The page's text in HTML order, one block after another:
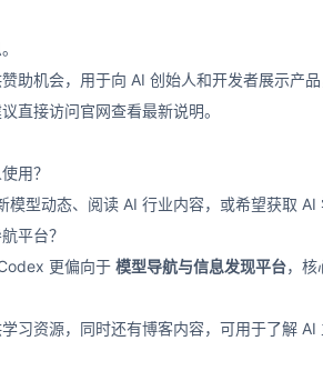
助机会，用于向 AI 创始人和开发者展示产
直接访问官网查看最新说明。
用？
模型动态、阅读 AI 行业内容，或希望获取
平台？
更偏向于 模型导航与信息发现平台，核
习资源，同时还有博客内容，可用于了解 AI